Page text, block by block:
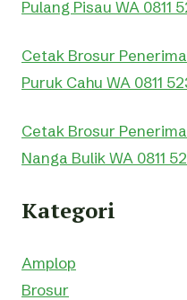
Pulang Pisau WA 0811
Cetak Brosur
Puruk Cahu WA 0811
Cetak Brosur
Nanga Bulik WA 0811
Kategori
Amplop
Brosur